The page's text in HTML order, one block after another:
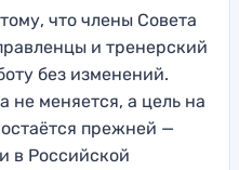
что члены Совета
и тренерский
без изменений.
не меняется, а цель на
прежней —
в Российской